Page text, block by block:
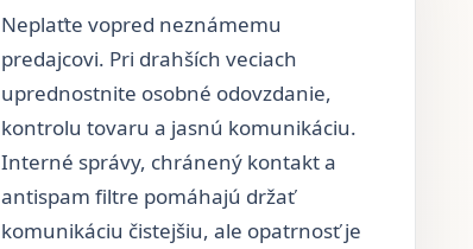
Neplaťte vopred neznámemu
predajcovi. Pri drahších veciach
uprednostnite osobné odovzdanie,
kontrolu tovaru a jasnú komunikáciu.
Interné správy, chránený kontakt a
antispam filtre pomáhajú držať
komunikáciu čistejšiu, ale opatrnosť je